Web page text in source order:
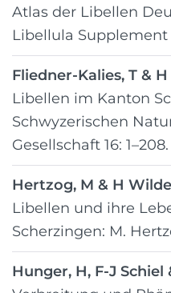
Atlas der Libellen
Libellula Supplement
Fliedner-Kalies, T & H
Libellen im Kanton
Schwyzerischen
Gesellschaft 16: 1–208.
Hertzog, M & H
Libellen und ihre
Scherzingen: M.
Hunger, H, F-J Schiel